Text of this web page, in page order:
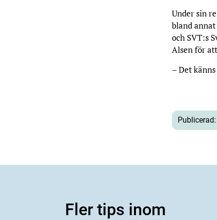
Under sin
bland
och SVT:s
Alsen för
– Det
Fler tips inom